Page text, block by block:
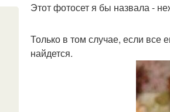
Этот фотосет я бы назвала -
Только в том случае, если
найдется.